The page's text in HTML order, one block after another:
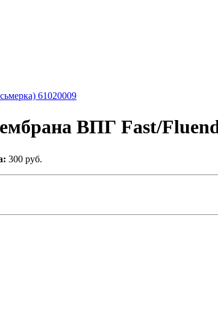
61020009
ВПГ Fast/
300 руб.